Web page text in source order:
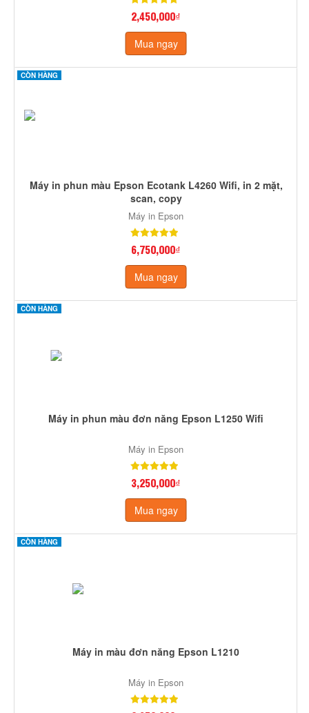
2,450,000₫
Mua ngay
CÒN HÀNG
Máy in phun màu Epson Ecotank L4260 Wifi, in 2 mặt,
scan, copy
Máy in Epson
6,750,000₫
Mua ngay
CÒN HÀNG
Máy in phun màu đơn năng Epson L1250 Wifi
Máy in Epson
3,250,000₫
Mua ngay
CÒN HÀNG
Máy in màu đơn năng Epson L1210
Máy in Epson